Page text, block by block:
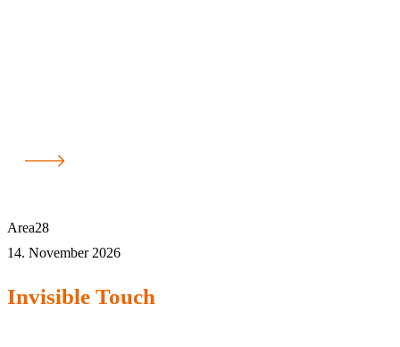
Area28
14. November 2026
Invisible Touch